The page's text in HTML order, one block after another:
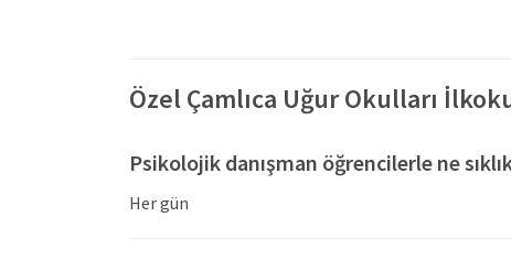
Özel Çamlıca Uğur Okulları
Psikolojik danışman öğrencilerle ne
Her gün